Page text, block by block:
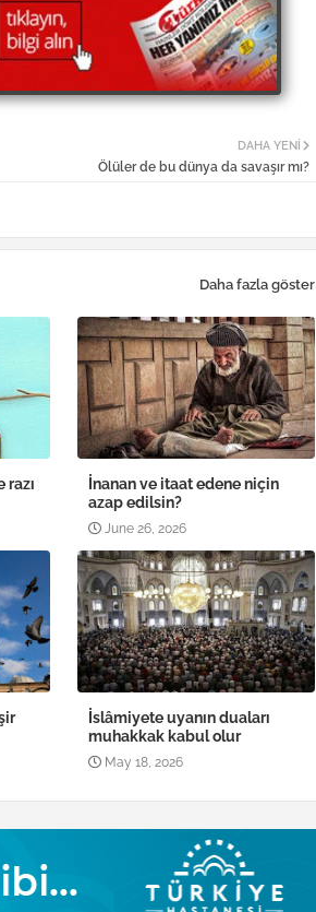
DAHA YENI
Ölüler de bu dünya da savaşır mı?
Daha fazla göster
razı
İnanan ve itaat edene niçin
azap edilsin?
June 26, 2026
İslâmiyete uyanın duaları
muhakkak kabul olur
May 18, 2026